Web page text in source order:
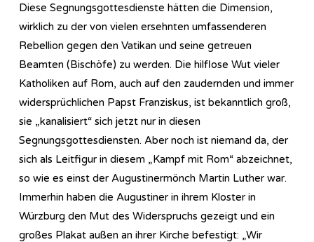
Diese Segnungsgottesdienste hätten die Dimension,
wirklich zu der von vielen ersehnten umfassenderen
Rebellion gegen den Vatikan und seine getreuen
Beamten (Bischöfe) zu werden. Die hilflose Wut vieler
Katholiken auf Rom, auch auf den zaudernden und immer
widersprüchlichen Papst Franziskus, ist bekanntlich groß,
sie „kanalisiert“ sich jetzt nur in diesen
Segnungsgottesdiensten. Aber noch ist niemand da, der
sich als Leitfigur in diesem „Kampf mit Rom“ abzeichnet,
so wie es einst der Augustinermönch Martin Luther war.
Immerhin haben die Augustiner in ihrem Kloster in
Würzburg den Mut des Widerspruchs gezeigt und ein
großes Plakat außen an ihrer Kirche befestigt: „Wir